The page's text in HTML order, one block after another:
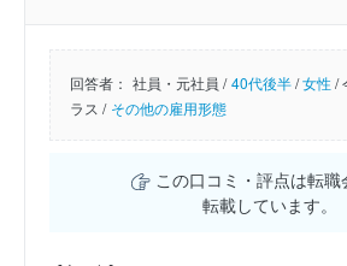
回答者： 社員・元社員 / 40代後半/女性/
ラス / その他の雇用形態
この口コミ・評点は転職
転載しています。